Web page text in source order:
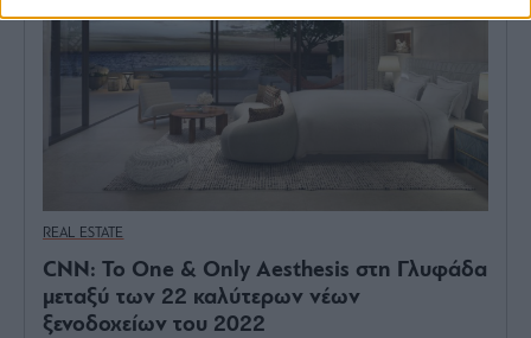
REAL ESTATE
CNN: Το One & Only Aesthesis στη Γλυφάδα
μεταξύ των 22 καλύτερων νέων
ξενοδοχείων του 2022